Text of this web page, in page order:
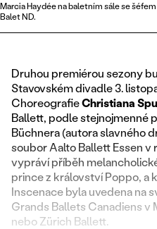
Marcia Haydée na baletním sále se
Balet ND.
Druhou premiérou sezony
Stavovském divadle 3.
ChoreografieChristiana
Ballett, podle stejnojmenné
Büchnera (autora slavného
soubor Aalto Ballett Essen
vypráví příběh
prince z království Poppo, a
Inscenace byla uvedena na
Grands Ballets Canadiens
nebo Zürich Ballett.